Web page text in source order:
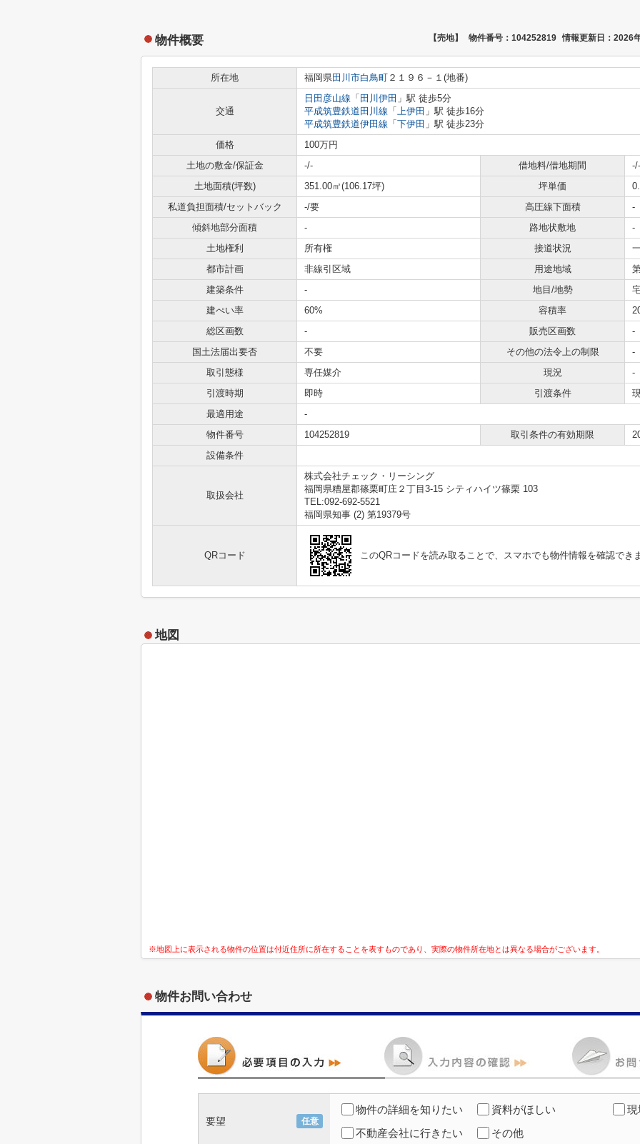
物件概要 【売地】 物件番号：104252819 情報更新日：2026
所在地 福岡県田川市白鳥町 ２１９６－１(地番)
交通
日田彦山線 「 田川伊田 」駅 徒歩5分
平成筑豊鉄道田川線 「 上伊田 」駅 徒歩16分
平成筑豊鉄道伊田線 「 下伊田 」駅 徒歩23分
価格
100万円
土地の敷金/保証金
-/- 借地料/借地期間
-/-
土地面積(坪数)
351.00㎡(106.17坪) 坪単価
私道負担面積/セットバック
-/要 高圧線下面積
-
傾斜地部分面積
- 路地状敷地
-
土地権利
所有権 接道状況
都市計画
非線引区域 用途地域
建築条件
- 地目/地勢
建ぺい率
60% 容積率
総区画数
- 販売区画数
-
国土法届出要否
不要 その他の法令上の制限
-
取引態様
専任媒介 現況
-
引渡時期
即時 引渡条件
最適用途
-
物件番号
104252819 取引条件の有効期限
設備条件
取扱会社
株式会社チェック・リーシング
福岡県糟屋郡篠栗町庄２丁目3-15 シティハイツ篠栗 103
TEL:092-692-5521
福岡県知事 (2) 第19379号
QRコード このQRコードを読み取ることで、スマホでも物件情報を確認でき
地図
※地図上に表示される物件の位置は付近住所に所在することを表すものであり、実際の物件所在地とは異なる場合がございます。
物件お問い合わせ
要望 任意
物件の詳細を知りたい 資料がほしい
現
不動産会社に行きたい
その他